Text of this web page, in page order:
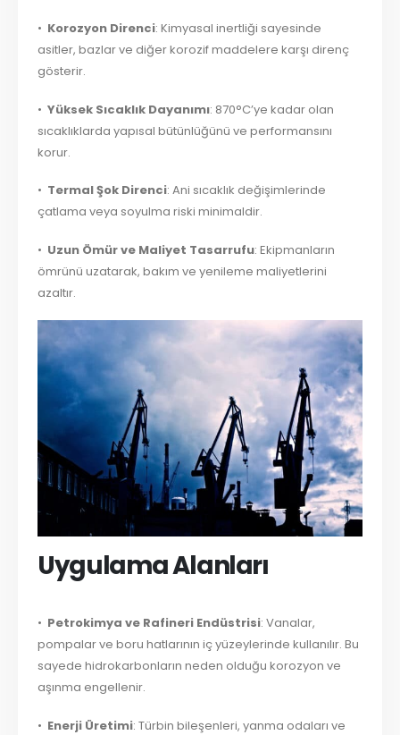
• Korozyon Direnci: Kimyasal inertliği sayesinde
asitler, bazlar ve diğer korozif maddelere karşı direnç
gösterir.
•Yüksek Sıcaklık Dayanımı: 870°C’ye kadar olan
sıcaklıklarda yapısal bütünlüğünü ve performansını
korur.
• Termal Şok Direnci: Ani sıcaklık değişimlerinde
çatlama veya soyulma riski minimaldir.
• Uzun Ömür ve Maliyet Tasarrufu: Ekipmanların
ömrünü uzatarak, bakım ve yenileme maliyetlerini
azaltır.
Uygulama Alanları
• Petrokimya ve Rafineri Endüstrisi: Vanalar,
pompalar ve boru hatlarının iç yüzeylerinde kullanılır. Bu
sayede hidrokarbonların neden olduğu korozyon ve
aşınma engellenir.
• Enerji Üretimi: Türbin bileşenleri, yanma odaları ve